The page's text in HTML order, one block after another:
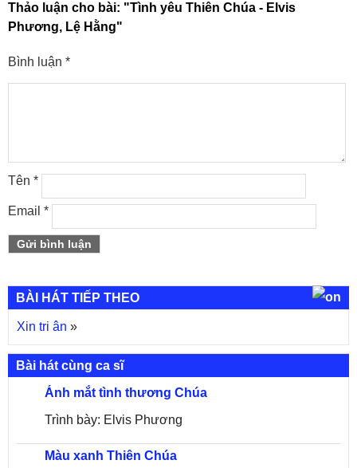
Thảo luận cho bài: "Tình yêu Thiên Chúa - Elvis
Phương, Lệ Hằng"
Bình luận *
Tên *
Email *
BÀI HÁT TIẾP THEO
Xin tri ân »
Bài hát cùng ca sĩ
Ánh mắt tình thương Chúa
Trình bày: Elvis Phương
Màu xanh Thiên Chúa